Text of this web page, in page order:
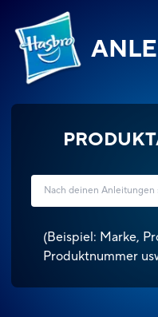
(Beispiel: Marke,
Produktnummer